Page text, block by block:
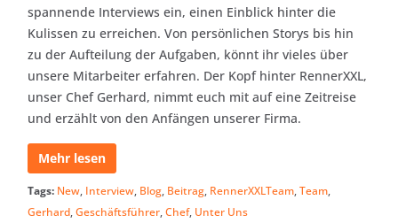
spannende Interviews ein, einen Einblick hinter die
Kulissen zu erreichen. Von persönlichen Storys bis hin
zu der Aufteilung der Aufgaben, könnt ihr vieles über
unsere Mitarbeiter erfahren. Der Kopf hinter RennerXXL,
unser Chef Gerhard, nimmt euch mit auf eine Zeitreise
und erzählt von den Anfängen unserer Firma.
Mehr lesen
Tags: New, Interview, Blog, Beitrag, RennerXXLTeam,Team,
Gerhard,Geschäftsführer,Chef, Unter Uns